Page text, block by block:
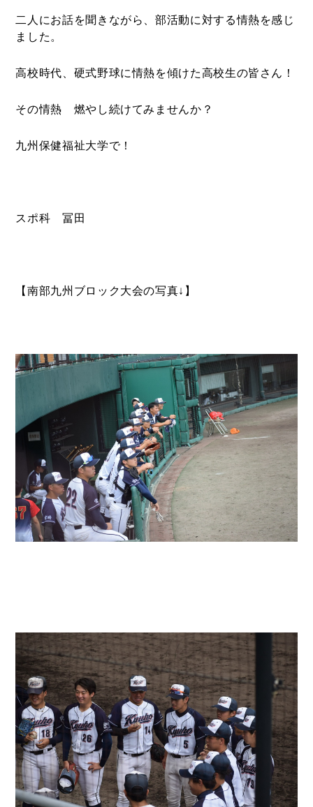
二人にお話を聞きながら、部活動に対する情熱を感じ
ました。
高校時代、硬式野球に情熱を傾けた高校生の皆さん！
その情熱 燃やし続けてみませんか？
九州保健福祉大学で！
スポ科 冨田
【南部九州ブロック大会の写真↓】